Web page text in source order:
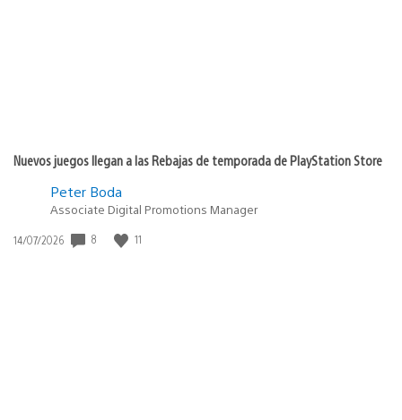
Nuevos juegos llegan a las Rebajas de temporada de PlayStation Store
Peter Boda
Associate Digital Promotions Manager
Fecha
14/07/2026 8 11